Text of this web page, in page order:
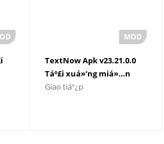
TextNow Apk v23.21.0.0
Táº£i xuá»‘ng miá»…n
phÃ­
Giao tiáº¿p